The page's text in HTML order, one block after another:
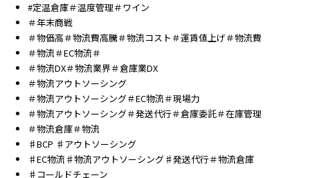
#定温倉庫＃温度管理＃ワイン
＃年末商戦
＃物価高＃物流費高騰＃物流コスト＃運賃値上げ＃物流費
＃物流＃EC物流＃
＃物流DX＃物流業界＃倉庫業DX
＃物流アウトソーシング
＃物流アウトソーシング＃EC物流＃現場力
＃物流アウトソーシング＃発送代行＃倉庫委託＃在庫管理
＃物流倉庫＃物流
♯BCP ♯アウトソーシング
♯EC物流♯物流アウトソーシング♯発送代行＃物流倉庫
♯コールドチェーン